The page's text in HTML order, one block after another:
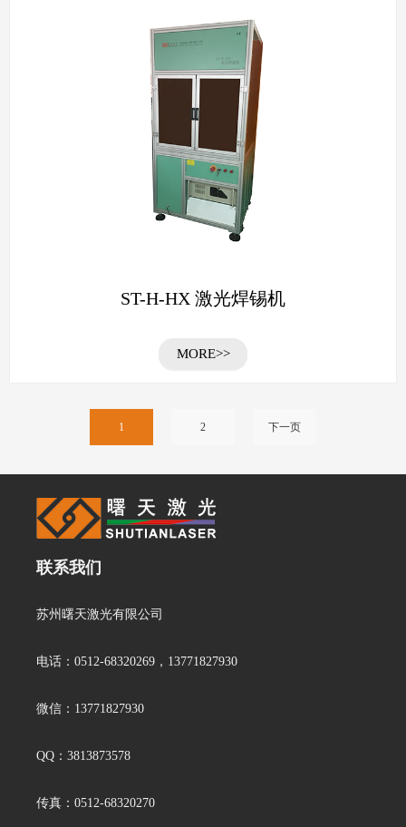
ST-H-HX 激光焊锡机
MORE>>
1 2 下一页
联系我们
苏州曙天激光有限公司
电话：0512-68320269，13771827930
微信：13771827930
QQ：3813873578
传真：0512-68320270